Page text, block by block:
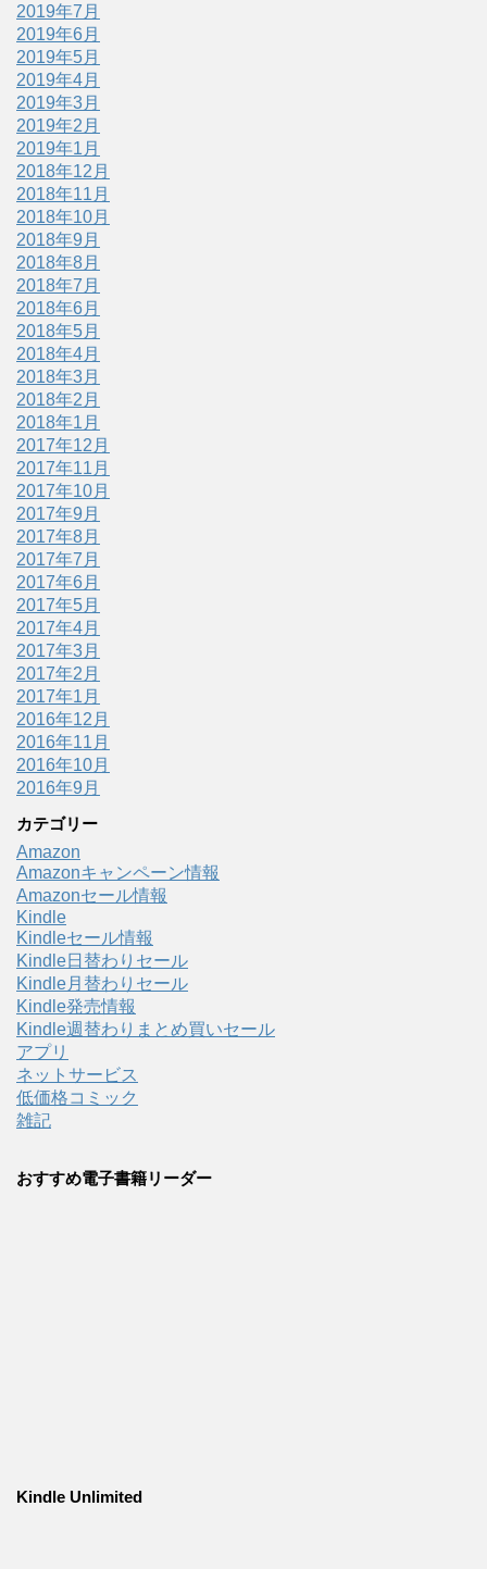
2019年7月
2019年6月
2019年5月
2019年4月
2019年3月
2019年2月
2019年1月
2018年12月
2018年11月
2018年10月
2018年9月
2018年8月
2018年7月
2018年6月
2018年5月
2018年4月
2018年3月
2018年2月
2018年1月
2017年12月
2017年11月
2017年10月
2017年9月
2017年8月
2017年7月
2017年6月
2017年5月
2017年4月
2017年3月
2017年2月
2017年1月
2016年12月
2016年11月
2016年10月
2016年9月
カテゴリー
Amazon
Amazonキャンペーン情報
Amazonセール情報
Kindle
Kindleセール情報
Kindle日替わりセール
Kindle月替わりセール
Kindle発売情報
Kindle週替わりまとめ買いセール
アプリ
ネットサービス
低価格コミック
雑記
おすすめ電子書籍リーダー
Kindle Unlimited